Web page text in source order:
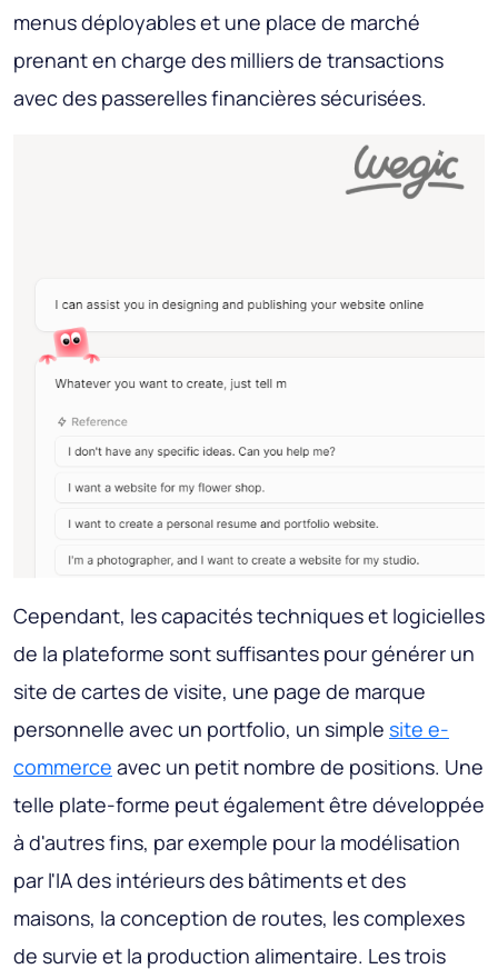
menus déployables et une place de marché
prenant en charge des milliers de transactions
avec des passerelles financières sécurisées.
Cependant, les capacités techniques et logicielles
de la plateforme sont suffisantes pour générer un
site de cartes de visite, une page de marque
personnelle avec un portfolio, un simple site e-
commerce avec un petit nombre de positions. Une
telle plate-forme peut également être développée
à d'autres fins, par exemple pour la modélisation
par l'IA des intérieurs des bâtiments et des
maisons, la conception de routes, les complexes
de survie et la production alimentaire. Les trois